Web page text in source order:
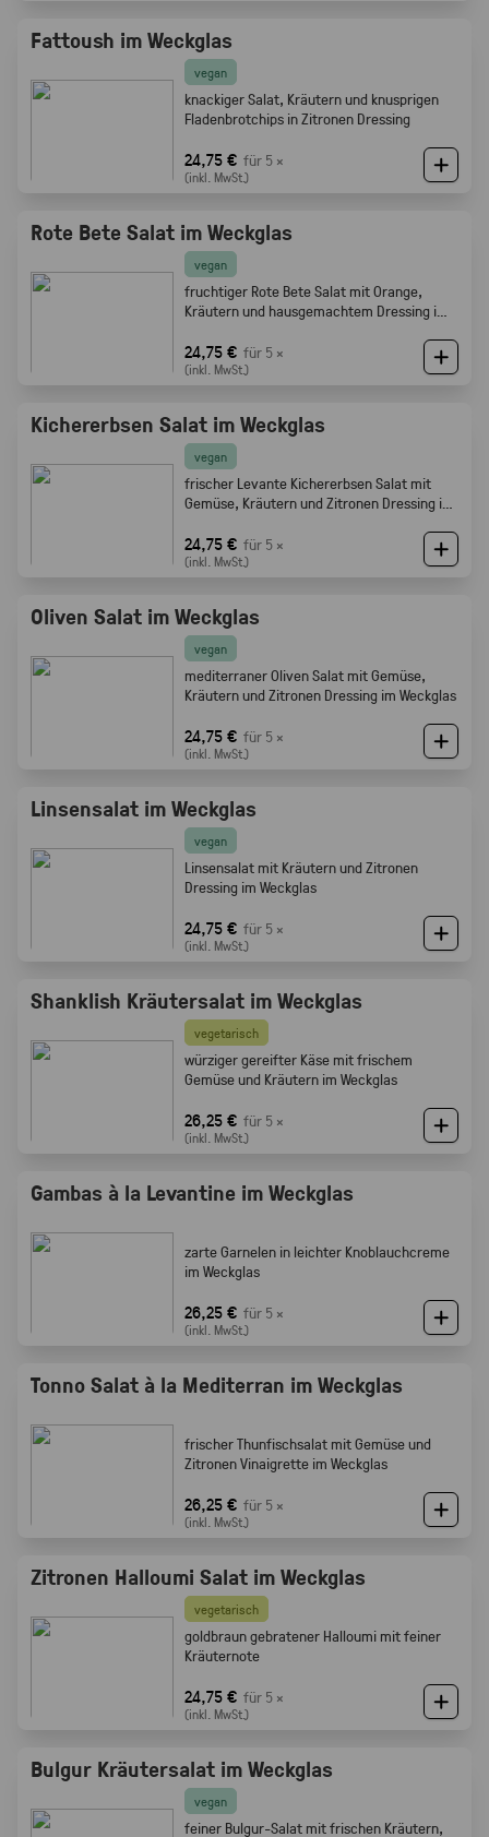
Fattoush im Weckglas
vegan
knackiger Salat, Kräutern und knusprigen
Fladenbrotchips in Zitronen Dressing
24,75 € für 5 ×
(inkl. MwSt.)
Rote Bete Salat im Weckglas
vegan
fruchtiger Rote Bete Salat mit Orange,
Kräutern und hausgemachtem Dressing im
24,75 € für 5 ×
(inkl. MwSt.)
Kichererbsen Salat im Weckglas
vegan
frischer Levante Kichererbsen Salat mit
Gemüse, Kräutern und Zitronen Dressing im
24,75 € für 5 ×
(inkl. MwSt.)
Oliven Salat im Weckglas
vegan
mediterraner Oliven Salat mit Gemüse,
Kräutern und Zitronen Dressing im Weckglas
24,75 € für 5 ×
(inkl. MwSt.)
Linsensalat im Weckglas
vegan
Linsensalat mit Kräutern und Zitronen
Dressing im Weckglas
24,75 € für 5 ×
(inkl. MwSt.)
Shanklish Kräutersalat im Weckglas
vegetarisch
würziger gereifter Käse mit frischem
Gemüse und Kräutern im Weckglas
26,25 € für 5 ×
(inkl. MwSt.)
Gambas à la Levantine im Weckglas
zarte Garnelen in leichter Knoblauchcreme
im Weckglas
26,25 € für 5 ×
(inkl. MwSt.)
Tonno Salat à la Mediterran im Weckglas
frischer Thunfischsalat mit Gemüse und
Zitronen Vinaigrette im Weckglas
26,25 € für 5 ×
(inkl. MwSt.)
Zitronen Halloumi Salat im Weckglas
vegetarisch
goldbraun gebratener Halloumi mit feiner
Kräuternote
24,75 € für 5 ×
(inkl. MwSt.)
Bulgur Kräutersalat im Weckglas
vegan
feiner Bulgur-Salat mit frischen Kräutern,